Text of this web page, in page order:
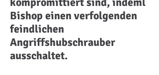
Bishop einen verfolgenden
feindlichen
Angriffshubschrauber
ausschaltet.